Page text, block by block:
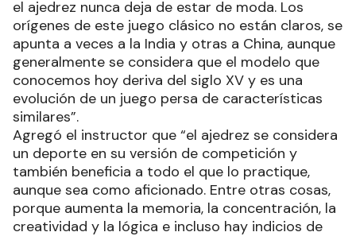
el ajedrez nunca deja de estar de moda. Los
orígenes de este juego clásico no están claros, se
apunta a veces a la India y otras a China, aunque
generalmente se considera que el modelo que
conocemos hoy deriva del siglo XV y es una
evolución de un juego persa de características
similares”.
Agregó el instructor que “el ajedrez se considera
un deporte en su versión de competición y
también beneficia a todo el que lo practique,
aunque sea como aficionado. Entre otras cosas,
porque aumenta la memoria, la concentración, la
creatividad y la lógica e incluso hay indicios de